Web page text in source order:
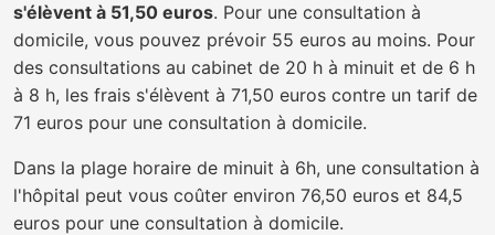
s'élèvent à 51,50 euros. Pour une consultation à
domicile, vous pouvez prévoir 55 euros au moins. Pour
des consultations au cabinet de 20 h à minuit et de 6 h
à 8 h, les frais s'élèvent à 71,50 euros contre un tarif de
71 euros pour une consultation à domicile.
Dans la plage horaire de minuit à 6h, une consultation à
l'hôpital peut vous coûter environ 76,50 euros et 84,5
euros pour une consultation à domicile.